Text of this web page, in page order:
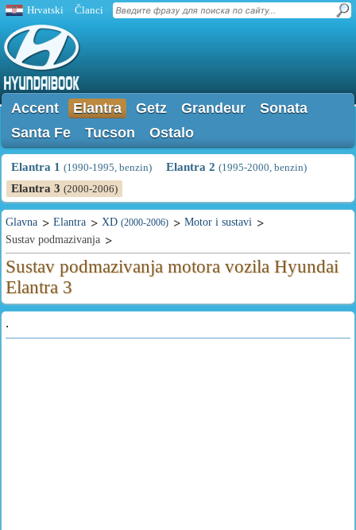
Hrvatski Članci
Accent Elantra Getz Grandeur
Sonata
Santa Fe
Tucson Ostalo
Elantra 1 (1990-1995, benzin) Elantra 2 (1995-2000, benzin)
Elantra 3 (2000-2006)
Glavna Elantra XD (2000-2006)
Motor i sustavi
Sustav podmazivanja
Sustav podmazivanja motora vozila Hyundai
Elantra 3
.